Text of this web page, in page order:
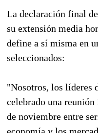
La declaración final
su extensión media
define a sí misma en
seleccionados:
"Nosotros, los líderes
celebrado una
de noviembre entre